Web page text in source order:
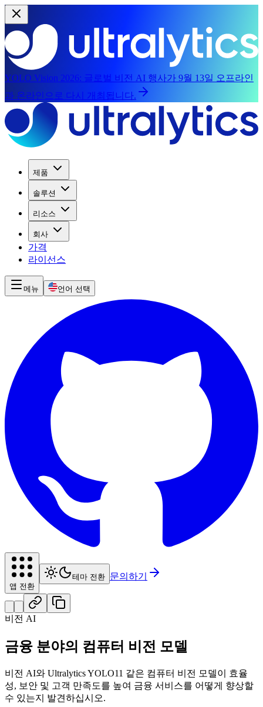
YOLO Vision 2026: 글로벌 비전 AI 행사가 9월 13일 오프라인
과 온라인으로 다시 개최됩니다.
제품
솔루션
리소스
회사
가격
라이선스
메뉴 언어 선택
앱 전환
테마 전환 문의하기
비전 AI
금융 분야의 컴퓨터 비전 모델
비전 AI와 Ultralytics YOLO11 같은 컴퓨터 비전 모델이 효율
성, 보안 및 고객 만족도를 높여 금융 서비스를 어떻게 향상할
수 있는지 발견하십시오.